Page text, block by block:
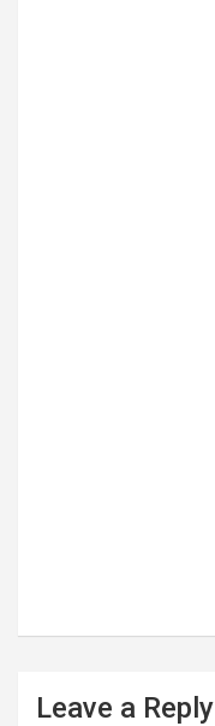
Leave a Reply